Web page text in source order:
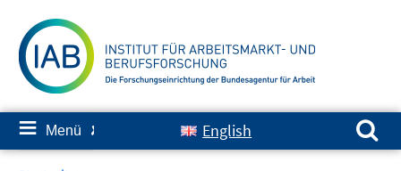
zum
Inhalt
≡ Menü ✘ English
Suchen nach: